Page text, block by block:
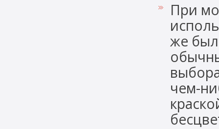
При
же
чем-